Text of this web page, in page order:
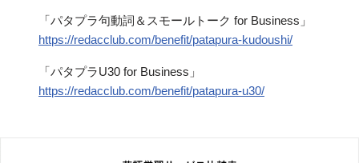
「パタプラ句動詞＆スモールトーク for Business」
https://redacclub.com/benefit/patapura-kudoushi/
「パタプラU30 for Business」
https://redacclub.com/benefit/patapura-u30/